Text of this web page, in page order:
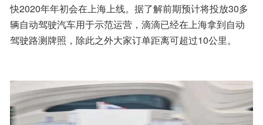
快2020年年初会在上海上线。据了解前期预计将投放30多
辆自动驾驶汽车用于示范运营，滴滴已经在上海拿到自动
驾驶路测牌照，除此之外大家订单距离可超过10公里。